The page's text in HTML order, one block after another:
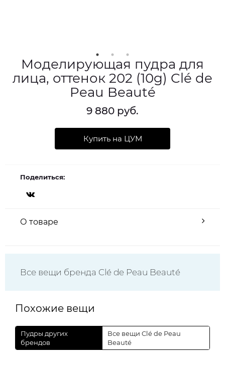
Моделирующая пудра для
лица, оттенок 202 (10g) Clé de
Peau Beauté
9 880 руб.
Купить на ЦУМ
Поделиться:
О товаре
Все вещи бренда Clé de Peau Beauté
Похожие вещи
Пудры других
брендов
Все вещи Clé de Peau
Beauté